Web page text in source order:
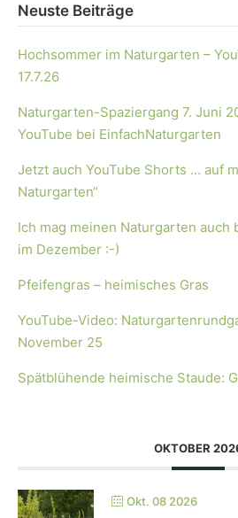
Neuste Beiträge
Hochsommer im Naturgarten –
17.7.26
Naturgarten-Spaziergang 7. Juni
YouTube bei EinfachNaturgarten
Jetzt auch YouTube Shorts … auf
Naturgarten“
Ich mag meinen Naturgarten
im Dezember :-)
Pfeifengras – heimisches Gras
YouTube-Video:
November 25
Spätblühende heimische Staude:
OKTOBER
Okt. 08 2026